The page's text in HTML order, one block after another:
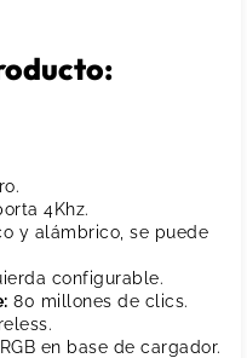
4Khz.
y alámbrico, se puede
configurable.
80 millones de clics.
en base de cargador.